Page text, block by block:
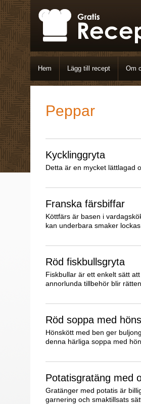
Hem Lägg till recept Om
Peppar
Kycklinggryta
Detta är en mycket lättlagad
Franska färsbiffar
Köttfärs är basen i
kan underbara smaker lockas
Röd fiskbullsgryta
Fiskbullar är ett enkelt sätt
annorlunda tillbehör blir
Röd soppa med höns
Hönskött med ben ger
denna härliga soppa med
Potatisgratäng med
Gratänger med potatis är
garnering och smaktillsats